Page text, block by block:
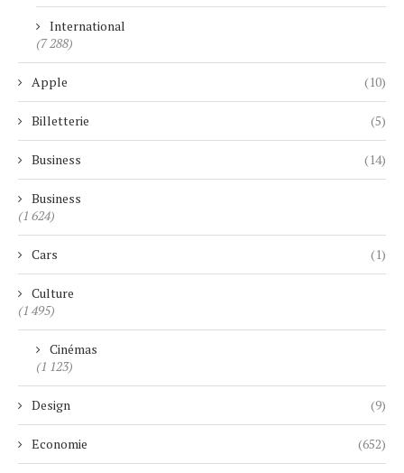
International
(7 288)
Apple (10)
Billetterie (5)
Business (14)
Business
(1 624)
Cars (1)
Culture
(1 495)
Cinémas
(1 123)
Design (9)
Economie (652)